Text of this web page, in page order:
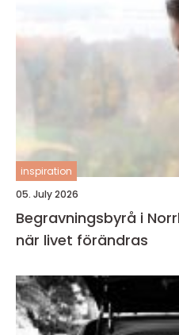
inspiration
05. July 2026
Begravningsbyrå i
när livet förändras